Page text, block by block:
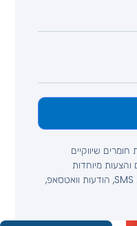
שיווקיים
מיוחדות
באמצעות דואר אלקטרוני, הודעות SMS, הודעות וואטסאפ,